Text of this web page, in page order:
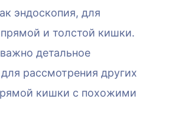
эндоскопия, для
и толстой кишки.
детальное
рассмотрения других
кишки с похожими